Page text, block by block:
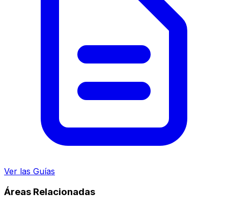
Ver las Guías
Áreas Relacionadas